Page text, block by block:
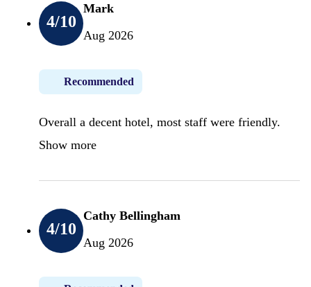
4/10
Mark
Aug 2026
Recommended
Overall a decent hotel, most staff were friendly.
Show more
4/10
Cathy Bellingham
Aug 2026